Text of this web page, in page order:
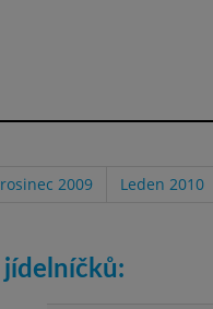
2009 Leden 2010
jídelníčků: